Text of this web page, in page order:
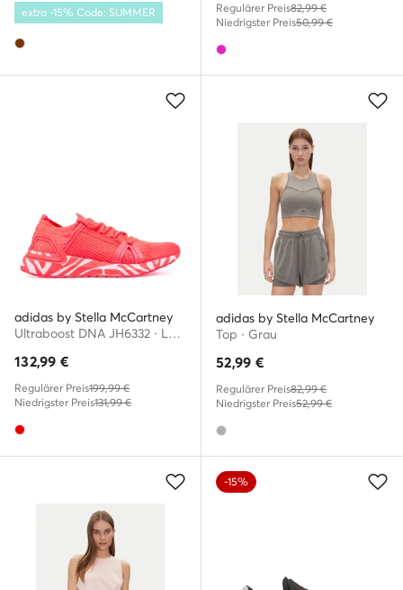
extra -15% Code: SUMMER Regulärer Preis82,99 €
Niedrigster Preis50,99 €
adidas by Stella McCartney
Ultraboost DNA JH6332 · Laufschuhe
132,99 €
Regulärer Preis199,99 €
Niedrigster Preis131,99 €
adidas by Stella McCartney
Top · Grau
52,99 €
Regulärer Preis82,99 €
Niedrigster Preis52,99 €
-15%